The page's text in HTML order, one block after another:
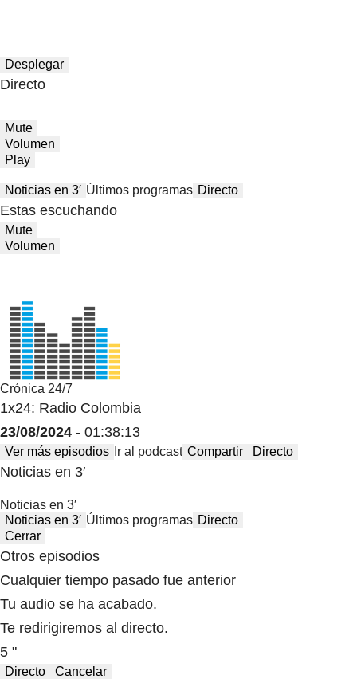
Desplegar
Directo
Mute
Volumen
Play
Noticias en 3′ Últimos programas Directo
Estas escuchando
Mute
Volumen
Crónica 24/7
1x24: Radio Colombia
23/08/2024 - 01:38:13
Ver más episodios Ir al podcast Compartir Directo
Noticias en 3′
Noticias en 3′
Noticias en 3′ Últimos programas Directo
Cerrar
Otros episodios
Cualquier tiempo pasado fue anterior
Tu audio se ha acabado.
Te redirigiremos al directo.
5 "
Directo Cancelar